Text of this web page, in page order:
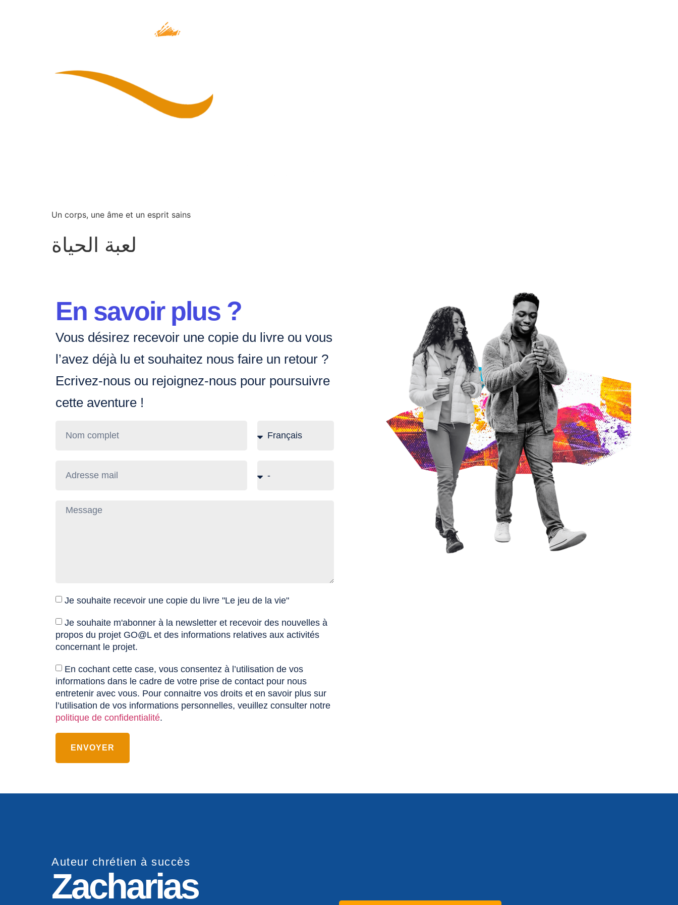
Un corps, une âme et un esprit sains
لعبة الحياة
En savoir plus ?
Vous désirez recevoir une copie du livre ou vous
l’avez déjà lu et souhaitez nous faire un retour ?
Ecrivez-nous ou rejoignez-nous pour poursuivre
cette aventure !
Je souhaite recevoir une copie du livre "Le jeu de la vie"
Je souhaite m'abonner à la newsletter et recevoir des nouvelles à
propos du projet GO@L et des informations relatives aux activités
concernant le projet.
En cochant cette case, vous consentez à l’utilisation de vos
informations dans le cadre de votre prise de contact pour nous
entretenir avec vous. Pour connaitre vos droits et en savoir plus sur
l’utilisation de vos informations personnelles, veuillez consulter notre
politique de confidentialité.
ENVOYER
Auteur chrétien à succès
Zacharias